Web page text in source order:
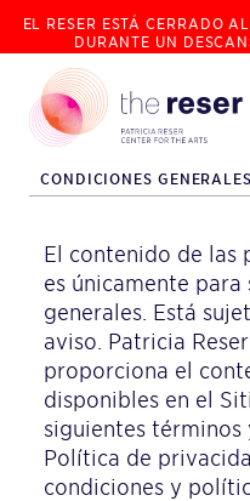
EL RESER ESTÁ CERRADO
DURANTE UN
CONDICIONES GENERALES
El contenido de las
es únicamente
generales. Está
aviso. Patricia
proporciona el
disponibles en el
siguientes términos
Política de
condiciones y